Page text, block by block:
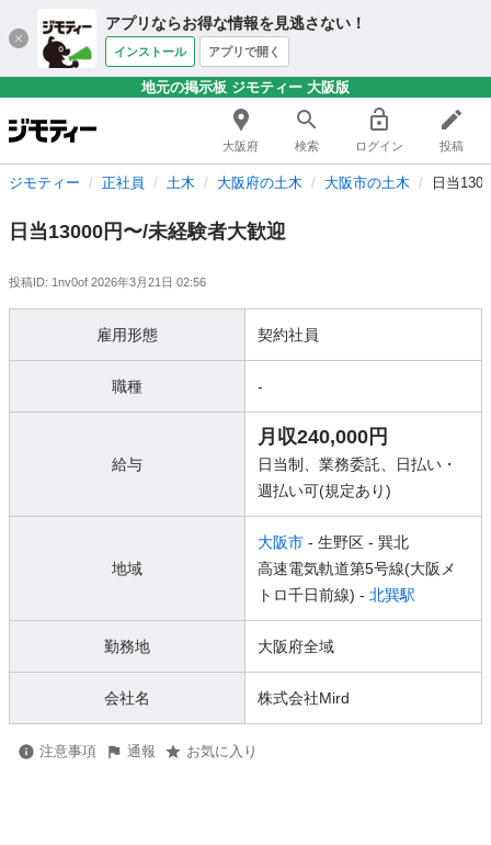
アプリならお得な情報を見逃さない！
インストール アプリで開く
地元の掲示板 ジモティー 大阪版
大阪府 検索 ログイン 投稿
ジモティー 正社員 土木 大阪府の土木 大阪市の土木 日当
日当13000円〜/未経験者大歓迎
投稿ID: 1nv0of 2026年3月21日 02:56
雇用形態 契約社員
職種 -
給与
月収240,000円
日当制、業務委託、日払い・
週払い可(規定あり)
地域
大阪市 - 生野区 - 巽北
高速電気軌道第5号線(大阪メ
トロ千日前線) - 北巽駅
勤務地 大阪府全域
会社名 株式会社Mird
注意事項 通報 お気に入り